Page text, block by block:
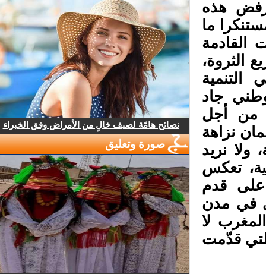
هذه
ما
القادمة
جاد
من أجل
نزاهة
ولا نريد
تعكس
على قدم
في مدن
لا
قدّمت
نصائح هامّة لصيف خالٍ من الأمراض وفق الخبراء
صورة وتعليق